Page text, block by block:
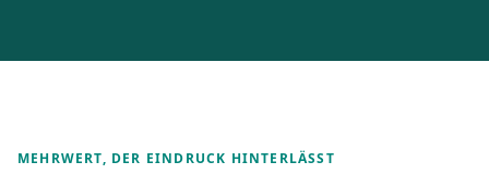
MEHRWERT, DER EINDRUCK HINTERLÄSST